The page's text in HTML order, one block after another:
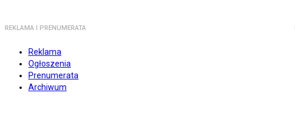
REKLAMA I PRENUMERATA
Reklama
Ogłoszenia
Prenumerata
Archiwum